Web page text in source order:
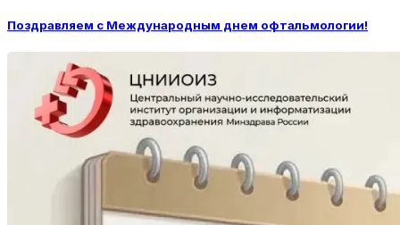
Поздравляем с Международным днем офтальмологии!